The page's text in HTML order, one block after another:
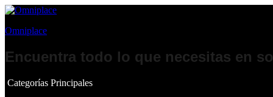
Omniplace
Encuentra todo lo que necesitas en
Categorías Principales